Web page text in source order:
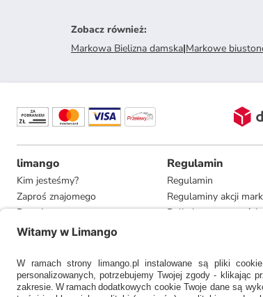
Zobacz również:
Markowa Bielizna damska|Markowe
limango
Kim jesteśmy?
Zaproś znajomego
Pracuj u nas
Informacje dla prasy
Regulamin
Regulamin
Regulaminy akcji
Polityka prywatności